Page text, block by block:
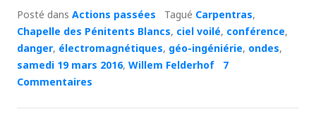
Posté dans Actions passées Tagué Carpentras,
Chapelle des Pénitents Blancs, ciel voilé, conférence,
danger, électromagnétiques, géo-ingéniérie, ondes,
samedi 19 mars 2016, Willem Felderhof
7
Commentaires